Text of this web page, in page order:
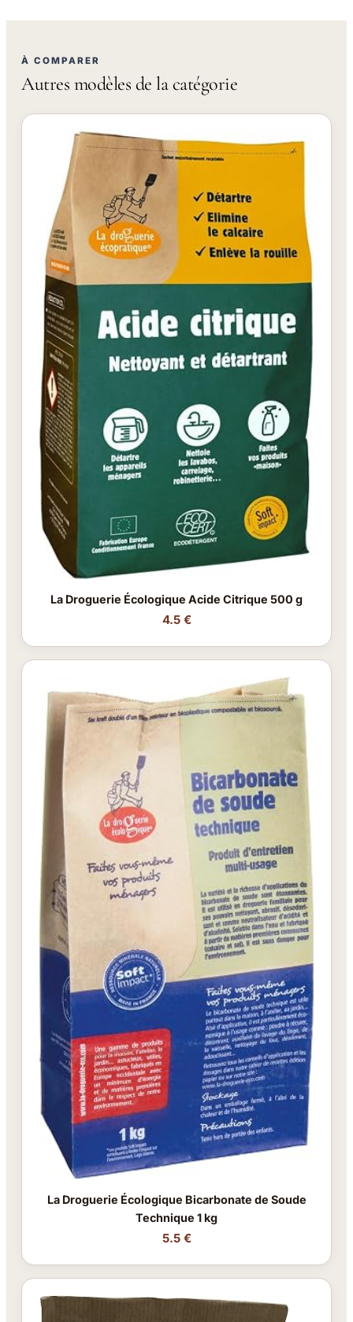
À COMPARER
Autres modèles de la catégorie
La Droguerie Écologique Acide Citrique 500 g
4.5 €
La Droguerie Écologique Bicarbonate de Soude
Technique 1 kg
5.5 €